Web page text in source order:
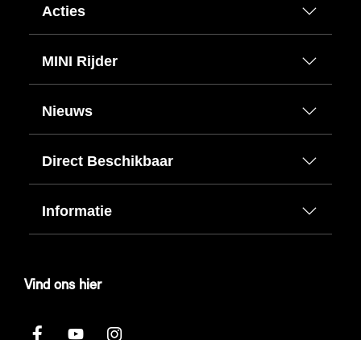
Acties
MINI Rijder
Nieuws
Direct Beschikbaar
Informatie
Vind ons hier